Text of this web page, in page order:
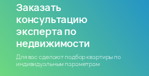
Заказать
консультацию
эксперта по
недвижимости
Для вас сделают подбор квартиры по
индивидуальным параметрам